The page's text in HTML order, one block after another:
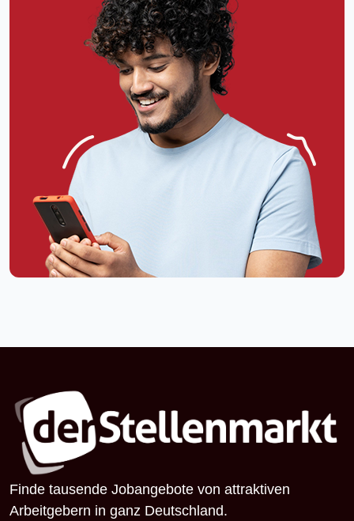
Finde tausende Jobangebote von attraktiven
Arbeitgebern in ganz Deutschland.